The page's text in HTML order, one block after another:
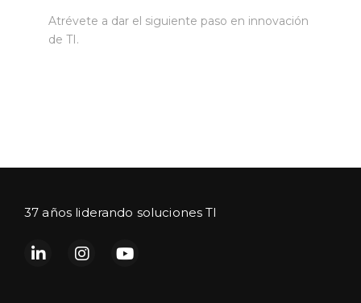
Atrévete a dar el siguiente paso en innovación
de TI.
37 años liderando soluciones TI